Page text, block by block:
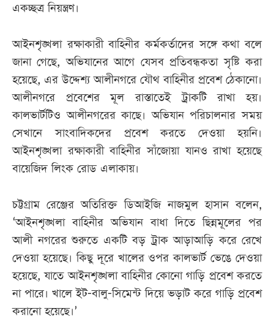
একচ্ছত্র নিয়ন্ত্রণ।
আইনশৃঙ্খলা রক্ষাকারী বাহিনীর কর্মকর্তাদের সঙ্গে কথা বলে
জানা গেছে, অভিযানের আগে যেসব প্রতিবন্ধকতা সৃষ্টি করা
হয়েছে, এর উদ্দেশ্য আলীনগরে যৌথ বাহিনীর প্রবেশ ঠেকানো।
আলীনগরে প্রবেশের মূল রাস্তাতেই ট্রাকটি রাখা হয়।
কালভার্টটিও আলীনগরের কাছে। অভিযান পরিচালনার সময়
সেখানে সাংবাদিকদের প্রবেশ করতে দেওয়া হয়নি।
আইনশৃঙ্খলা রক্ষাকারী বাহিনীর সাঁজোয়া যানও রাখা হয়েছে
বায়েজিদ লিংক রোড এলাকায়।
চট্টগ্রাম রেঞ্জের অতিরিক্ত ডিআইজি নাজমুল হাসান বলেন,
‘আইনশৃঙ্খলা বাহিনীর অভিযান বাধা দিতে ছিন্নমূলের পর
আলী নগরের শুরুতে একটি বড় ট্রাক আড়াআড়ি করে রেখে
দেওয়া হয়েছে। কিছু দূরে খালের ওপর কালভার্ট ভেঙে দেওয়া
হয়েছে, যাতে আইনশৃঙ্খলা বাহিনীর কোনো গাড়ি প্রবেশ করতে
না পারে। খালে ইট-বালু-সিমেন্ট দিয়ে ভড়াট করে গাড়ি প্রবেশ
করানো হয়েছে।’